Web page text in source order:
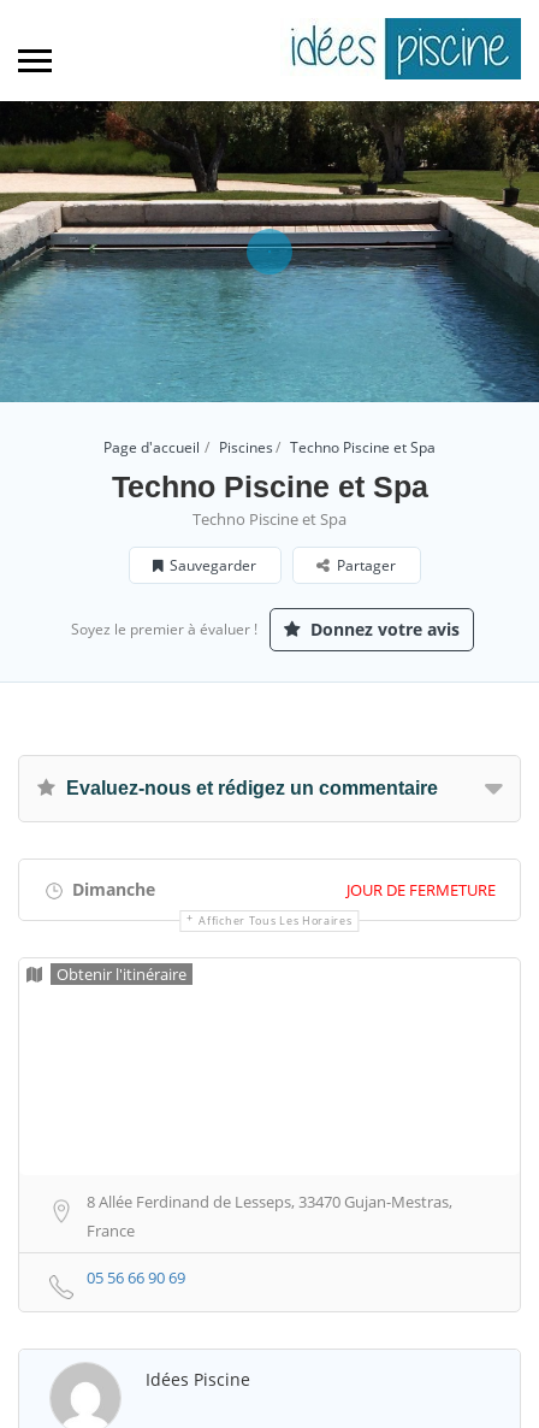
Page d'accueil Piscines Techno Piscine et Spa
Techno Piscine et Spa
Techno Piscine et Spa
Sauvegarder Partager
Soyez le premier à évaluer ! Donnez votre avis
Evaluez-nous et rédigez un commentaire
Dimanche JOUR DE FERMETURE
Afficher Tous Les Horaires
Obtenir l'itinéraire
8 Allée Ferdinand de Lesseps, 33470 Gujan-Mestras,
France
05 56 66 90 69
Idées Piscine